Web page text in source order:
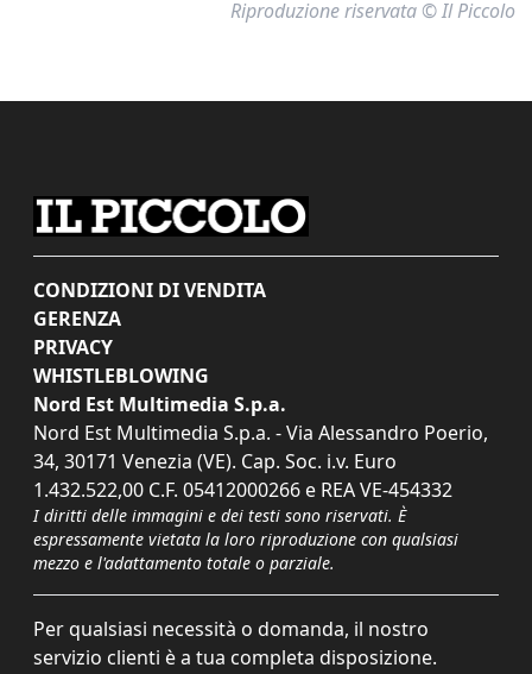
Riproduzione riservata © Il Piccolo
CONDIZIONI DI VENDITA
GERENZA
PRIVACY
WHISTLEBLOWING
Nord Est Multimedia S.p.a.
Nord Est Multimedia S.p.a. - Via Alessandro Poerio,
34, 30171 Venezia (VE). Cap. Soc. i.v. Euro
1.432.522,00 C.F. 05412000266 e REA VE-454332
I diritti delle immagini e dei testi sono riservati. È
espressamente vietata la loro riproduzione con qualsiasi
mezzo e l'adattamento totale o parziale.
Per qualsiasi necessità o domanda, il nostro
servizio clienti è a tua completa disposizione.